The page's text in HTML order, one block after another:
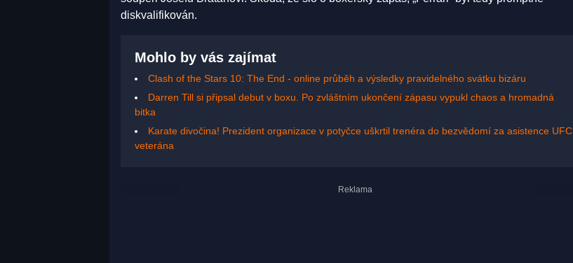
diskvalifikován.
Mohlo by vás zajímat
Clash of the Stars 10: The End - online průběh a výsledky pravidelného svátku bizáru
Darren Till si připsal debut v boxu. Po zvláštním ukončení zápasu vypukl chaos a hromadná
bitka
Karate divočina! Prezident organizace v potyčce uškrtil trenéra do bezvědomí za asistence UFC
veterána